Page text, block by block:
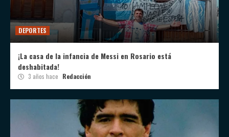
DEPORTES
¡La casa de la infancia de Messi en Rosario está
deshabitada!
3 años hace Redacción